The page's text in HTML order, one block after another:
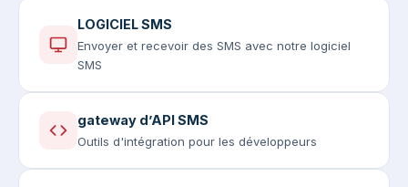
LOGICIEL SMS
Envoyer et recevoir des SMS avec notre logiciel
SMS
gateway d’API SMS
Outils d'intégration pour les développeurs